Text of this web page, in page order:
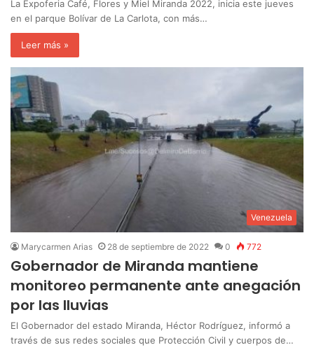
La Expoferia Café, Flores y Miel Miranda 2022, inicia este jueves
en el parque Bolívar de La Carlota, con más…
Leer más »
Venezuela
Marycarmen Arias 28 de septiembre de 2022 0 772
Gobernador de Miranda mantiene
monitoreo permanente ante anegación
por las lluvias
El Gobernador del estado Miranda, Héctor Rodríguez, informó a
través de sus redes sociales que Protección Civil y cuerpos de…